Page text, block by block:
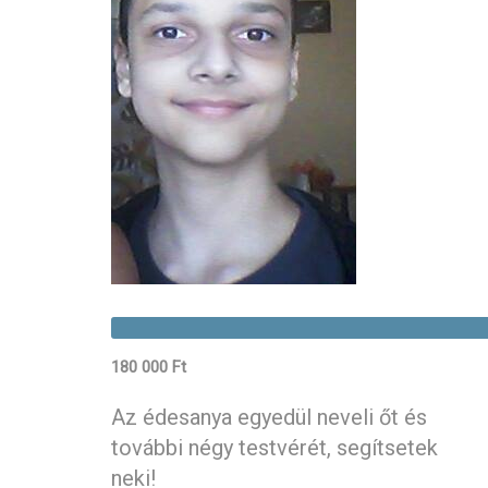
180 000 Ft
Az édesanya egyedül neveli őt és
további négy testvérét, segítsetek
neki!